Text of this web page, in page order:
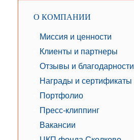
О КОМПАНИИ
Миссия и ценности
Клиенты и партнеры
Отзывы и благодарности
Награды и сертификаты
Портфолио
Пресс-клиппинг
Вакансии